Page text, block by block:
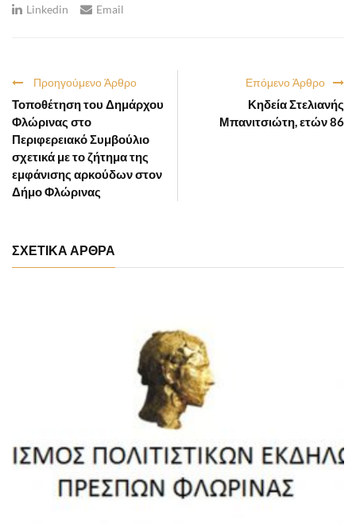
Linkedin
Email
Επόμενο Άρθρο
Κηδεία Στελιανής
Μπανιτσιώτη, ετών 86
Προηγούμενο Άρθρο
Τοποθέτηση του Δημάρχου
Φλώρινας στο
Περιφερειακό Συμβούλιο
σχετικά με το ζήτημα της
εμφάνισης αρκούδων στον
Δήμο Φλώρινας
ΣΧΕΤΙΚΑ ΑΡΘΡΑ